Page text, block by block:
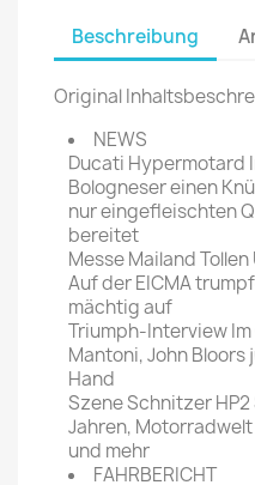
Beschreibung
Original
NEWS
Ducati Hypermotard
Bologneser einen
nur eingefleischten
bereitet
Messe Mailand
Auf der EICMA
mächtig auf
Triumph-Interview
Mantoni, John
Hand
Szene Schnitzer
Jahren,
und mehr
FAHRBERICHT